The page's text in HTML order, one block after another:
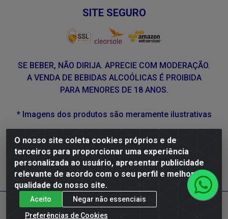
O nosso site coleta cookies próprios e de
terceiros para proporcionar uma experiência
personalizada ao usuário, apresentar publicidade
relevante de acordo com o seu perfil e melhorar a
qualidade do nosso site.
Aceito
Negar não essenciais
Preferências de Cookies
SITE SEGURO
SE BEBER, NÃO DIRIJA. APRECIE COM MODERAÇÃO.
A VENDA DE BEBIDAS ALCOÓLICAS É PROIBIDA
PARA MENORES DE 18 ANOS.
* Imagens dos produtos são meramente ilustrativas
DLP Vinhos - Av. Engenheiro Abdias de Carvalho, 962 -
Torrões, Recife/PE - CEP 50.640-525 - CNPJ
05.429.222/0001-48